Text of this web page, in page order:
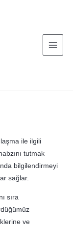
ile ilgili
tutmak
bilgilendirmeyi
sağlar.
sıra
ve